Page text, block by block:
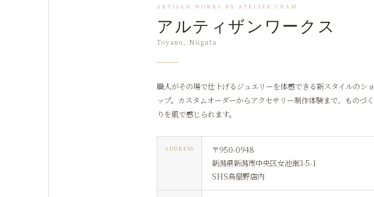
ARTISAN WORKS BY ATELIER CRAM
アルティザンワークス
Toyano, Niigata
職人がその場で仕上げるジュエリーを体感できる新スタイルのショ
ップ。カスタムオーダーからアクセサリー制作体験まで、ものづく
りを肌で感じられます。
ADDRESS
〒950-0948
新潟県新潟市中央区女池南3-5-1
SHS鳥屋野店内